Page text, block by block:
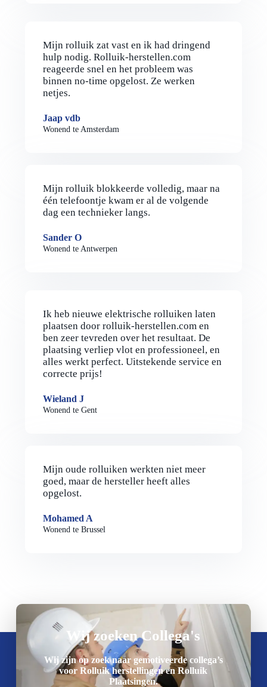
Mijn rolluik zat vast en ik had dringend
hulp nodig. Rolluik-herstellen.com
reageerde snel en het probleem was
binnen no-time opgelost. Ze werken
netjes.
Jaap vdb
Wonend te Amsterdam
Mijn rolluik blokkeerde volledig, maar na
één telefoontje kwam er al de volgende
dag een technieker langs.
Sander O
Wonend te Antwerpen
Ik heb nieuwe elektrische rolluiken laten
plaatsen door rolluik-herstellen.com en
ben zeer tevreden over het resultaat. De
plaatsing verliep vlot en professioneel, en
alles werkt perfect. Uitstekende service en
correcte prijs!
Wieland J
Wonend te Gent
Mijn oude rolluiken werkten niet meer
goed, maar de hersteller heeft alles
opgelost.
Mohamed A
Wonend te Brussel
Wij zoeken Collega's
Wij zijn op zoek naar gemotiveerde collega’s
voor Rolluik herstellingen en Rolluik
Plaatsingen.